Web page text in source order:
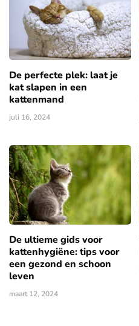
De perfecte plek: laat je
kat slapen in een
kattenmand
juli 16, 2024
De ultieme gids voor
kattenhygiëne: tips voor
een gezond en schoon
leven
maart 12, 2024